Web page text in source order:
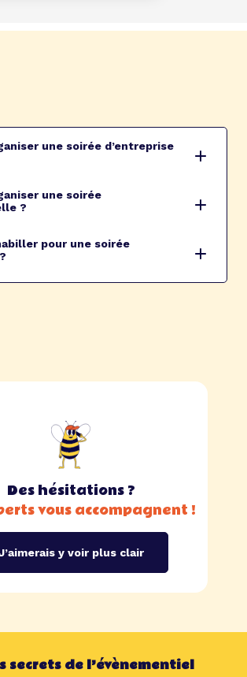
une soirée d’entreprise
une soirée
?
pour une soirée
Des hésitations ?
vous accompagnent !
y voir plus clair
secrets de l’évènementiel